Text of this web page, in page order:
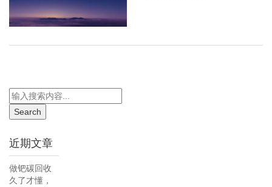
近期文章
做钯碳回收
久了才懂，